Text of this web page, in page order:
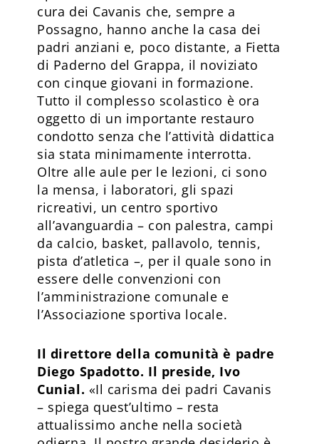
cura dei Cavanis che, sempre a
Possagno, hanno anche la casa dei
padri anziani e, poco distante, a Fietta
di Paderno del Grappa, il noviziato
con cinque giovani in formazione.
Tutto il complesso scolastico è ora
oggetto di un importante restauro
condotto senza che l’attività didattica
sia stata minimamente interrotta.
Oltre alle aule per le lezioni, ci sono
la mensa, i laboratori, gli spazi
ricreativi, un centro sportivo
all’avanguardia – con palestra, campi
da calcio, basket, pallavolo, tennis,
pista d’atletica –, per il quale sono in
essere delle convenzioni con
l’amministrazione comunale e
l’Associazione sportiva locale.
Il direttore della comunità è padre
Diego Spadotto. Il preside, Ivo
Cunial. «Il carisma dei padri Cavanis
– spiega quest’ultimo – resta
attualissimo anche nella società